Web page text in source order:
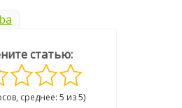
статью:
среднее: 5 из 5)